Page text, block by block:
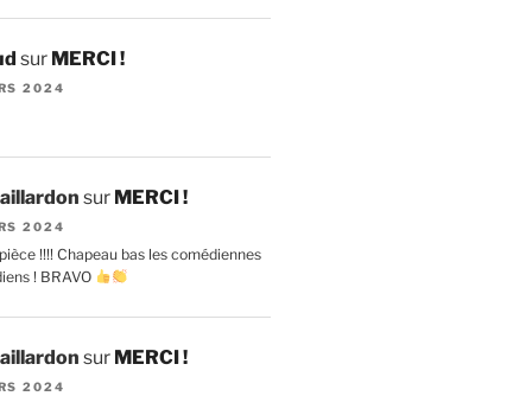
sur MERCI !
2024
sur MERCI !
2024
!!!! Chapeau bas les comédiennes
! BRAVO
sur MERCI !
2024